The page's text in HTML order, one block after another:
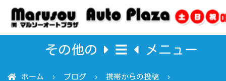
その他の メニュー
ホーム ブログ
携帯からの投稿